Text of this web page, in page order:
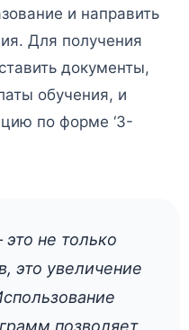
и направить
Для получения
документы,
обучения, и
по форме ‘3-
не только
это увеличение
позволяет